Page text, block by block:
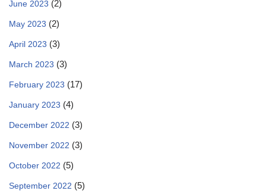
June 2023 (2)
May 2023 (2)
April 2023 (3)
March 2023 (3)
February 2023 (17)
January 2023 (4)
December 2022 (3)
November 2022 (3)
October 2022 (5)
September 2022 (5)